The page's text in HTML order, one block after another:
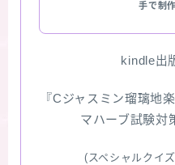
手で制
kindle出
『Cジャスミン瑠璃地
マハーブ試験対
(スペシャルクイ